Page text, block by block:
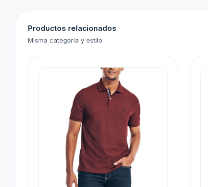
Productos relacionados
Misma categoría y estilo.